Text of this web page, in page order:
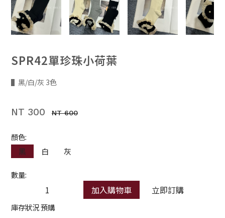
SPR42單珍珠小荷葉
▌黑/白/灰 3色
NT 300 NT 600
顏色:
黑
白 灰
數量:
加入購物車 立即訂購
庫存狀況 預購